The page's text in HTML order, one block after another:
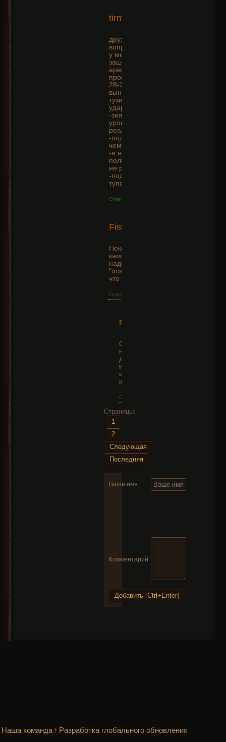
tirman
друзья-такой
вопрос.
у меня 33 уровень.-
зашёл на
арену..вроде
прокачан..-так там
28-25 уровня
вынесли меня как
тузика за два три
удара...
-зияют,сверкают и
урон какой то не
реальный...
-подскажите что к
чему...
-я нуб
получается...фишку
не рублю...и т.д.
-подскажите мне
тупому...!
Ответить
Fist
Некоторые
камни имеют
надпись
"осквернено",
что это значит?
Ответить
rerg
Они требуют
накапливать
души для
использования
и имеют более
крутой эффект
Ответить
Страницы:
1
2
Следующая
Последняя
Ваше имя
Комментарий
Наша команда† Разработка глобального обновления